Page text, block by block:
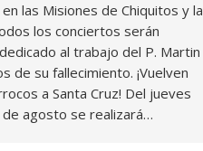
las Misiones de Chiquitos y la
los conciertos serán
al trabajo del P. Martin
de su fallecimiento. ¡Vuelven
a Santa Cruz! Del jueves
agosto se realizará…